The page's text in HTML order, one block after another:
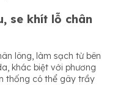
se khít lỗ chân
lông, làm sạch từ bên
khác biệt với phương
thống có thể gây trầy